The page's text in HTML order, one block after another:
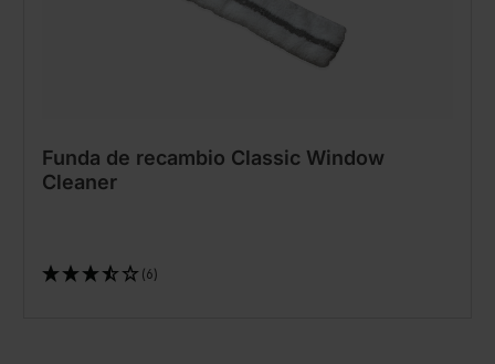
Funda de recambio Classic Window
Cleaner
(6)